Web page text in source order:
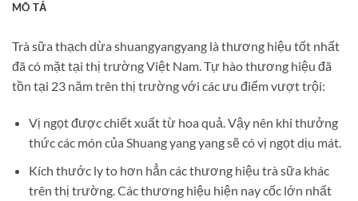
MÔ TẢ
Trà sữa thạch dừa shuangyangyang là thương hiệu tốt nhất
đã có mặt tại thị trường Việt Nam. Tự hào thương hiệu đã
tồn tại 23 năm trên thị trường với các ưu điểm vượt trội:
Vị ngọt được chiết xuất từ hoa quả. Vậy nên khi thưởng
thức các món của Shuang yang yang sẽ có vị ngọt dịu mát.
Kích thước ly to hơn hẳn các thương hiệu trà sữa khác
trên thị trường. Các thương hiệu hiện nay cốc lớn nhất